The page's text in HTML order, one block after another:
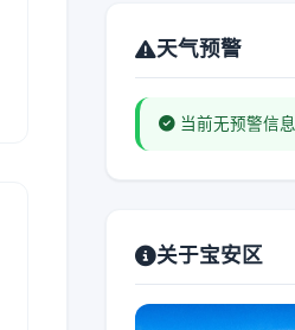
天气预警
当前无预警信息
关于宝安区